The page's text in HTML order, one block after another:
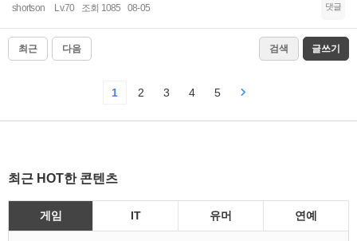
shortson Lv.70 조회 1085 08-05 댓글
최근 다음 검색 글쓰기
1 2 3 4 5
최근 HOT한 콘텐츠
게임 IT 유머 연예